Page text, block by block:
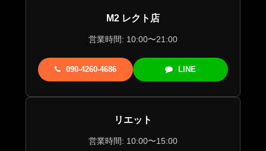
M2 レクト店
営業時間: 10:00〜21:00
090-4260-4686 LINE
リエット
営業時間: 10:00〜15:00